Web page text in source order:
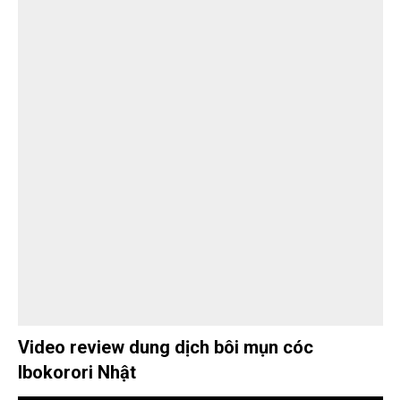
Video review dung dịch bôi mụn cóc
Ibokorori Nhật